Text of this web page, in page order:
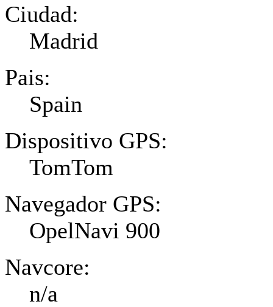
Ciudad:
Madrid
Pais:
Spain
Dispositivo GPS:
TomTom
Navegador GPS:
OpelNavi 900
Navcore:
n/a